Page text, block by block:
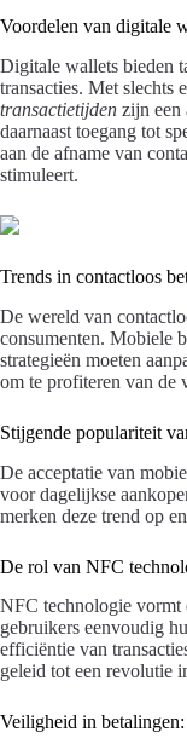
Voordelen van digitale
Digitale wallets bieden
transacties. Met slechts
transactietijden zijn een
daarnaast toegang tot
aan de afname van
stimuleert.
Trends in contactloos
De wereld van
consumenten. Mobiele
strategieën moeten
om te profiteren van de
Stijgende populariteit
De acceptatie van
voor dagelijkse
merken deze trend op
De rol van NFC
NFC technologie vormt
gebruikers eenvoudig
efficiëntie van
geleid tot een revolutie
Veiligheid in